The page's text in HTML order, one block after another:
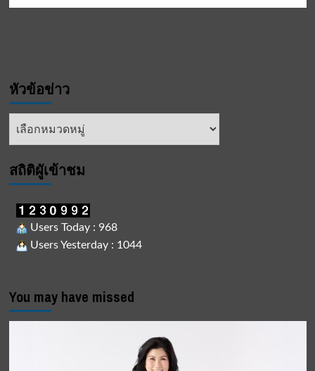
หัวข้อข่าว
หัวข้อ
สถิติผูัเข้าชม
Users Today : 968
Users Yesterday : 1044
You may have missed